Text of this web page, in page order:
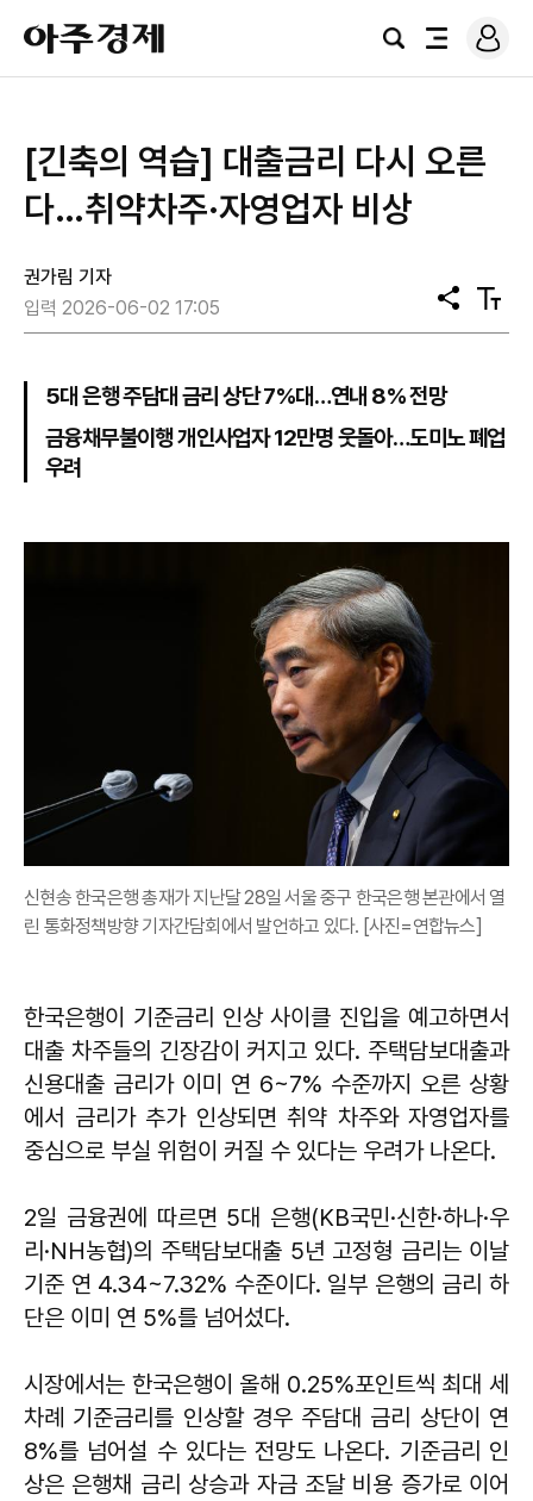
아
주
경
검
전
로
그
[긴축의 역습] 대출금리 다시 오른
다…취약차주·자영업자 비상
권가림 기자
입력 2026-06-02 17:05
공
유
텍
스
5대 은행 주담대 금리 상단 7%대…연내 8% 전망
금융채무불이행 개인사업자 12만명 웃돌아…도미노 폐업
우려
신현송 한국은행 총재가 지난달 28일 서울 중구 한국은행 본관에서 열
린 통화정책방향 기자간담회에서 발언하고 있다. [사진=연합뉴스]
한국은행이 기준금리 인상 사이클 진입을 예고하면서
대출 차주들의 긴장감이 커지고 있다. 주택담보대출과
신용대출 금리가 이미 연 6~7% 수준까지 오른 상황
에서 금리가 추가 인상되면 취약 차주와 자영업자를
중심으로 부실 위험이 커질 수 있다는 우려가 나온다.
2일 금융권에 따르면 5대 은행(KB국민·신한·하나·우
리·NH농협)의 주택담보대출 5년 고정형 금리는 이날
기준 연 4.34~7.32% 수준이다. 일부 은행의 금리 하
단은 이미 연 5%를 넘어섰다.
시장에서는 한국은행이 올해 0.25%포인트씩 최대 세
차례 기준금리를 인상할 경우 주담대 금리 상단이 연
8%를 넘어설 수 있다는 전망도 나온다. 기준금리 인
상은 은행채 금리 상승과 자금 조달 비용 증가로 이어